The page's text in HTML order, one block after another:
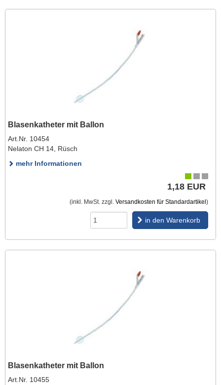
Blasenkatheter mit Ballon
Art.Nr. 10454
Nelaton CH 14, Rüsch
mehr Informationen
1,18 EUR
(inkl. MwSt. zzgl. Versandkosten für Standardartikel )
in den Warenkorb
Blasenkatheter mit Ballon
Art.Nr. 10455